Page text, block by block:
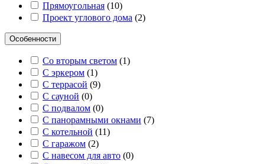
Прямоугольная (10)
Проект углового дома (2)
Особенности
Со вторым светом (1)
С эркером (1)
С террасой (9)
С сауной (0)
С подвалом (0)
С панорамными окнами (7)
С котельной (11)
С гаражом (2)
С навесом для авто (0)